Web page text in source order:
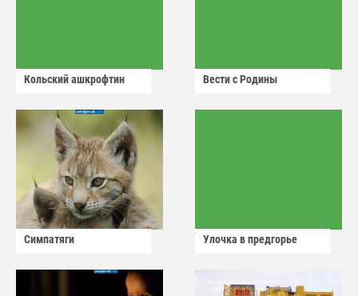
Кольский ашкрофтин Вести с Родины
Симпатяги Улочка в предгорье